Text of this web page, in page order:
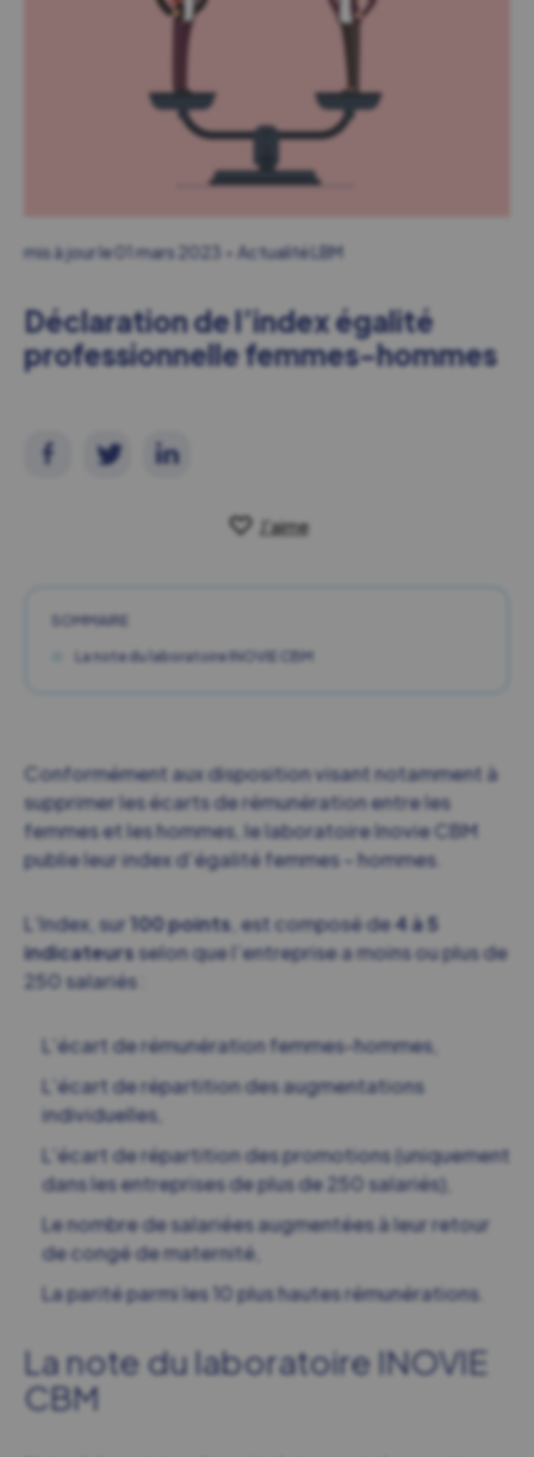
mis à jour le01 mars 2023 Actualité LBM
Déclaration de l’index égalité
professionnelle femmes-hommes
J'aime
SOMMAIRE
La note du laboratoire INOVIE CBM
Conformément aux disposition visant notamment à
supprimer les écarts de rémunération entre les
femmes et les hommes, le laboratoire Inovie CBM
publie leur index d’égalité femmes – hommes.
L’Index, sur 100 points , est composé de4 à 5
indicateursselon que l’entreprise a moins ou plus de
250 salariés :
L’écart de rémunération femmes-hommes,
L’écart de répartition des augmentations
individuelles,
L’écart de répartition des promotions (uniquement
dans les entreprises de plus de 250 salariés),
Le nombre de salariées augmentées à leur retour
de congé de maternité,
La parité parmi les 10 plus hautes rémunérations.
La note du laboratoire INOVIE
CBM